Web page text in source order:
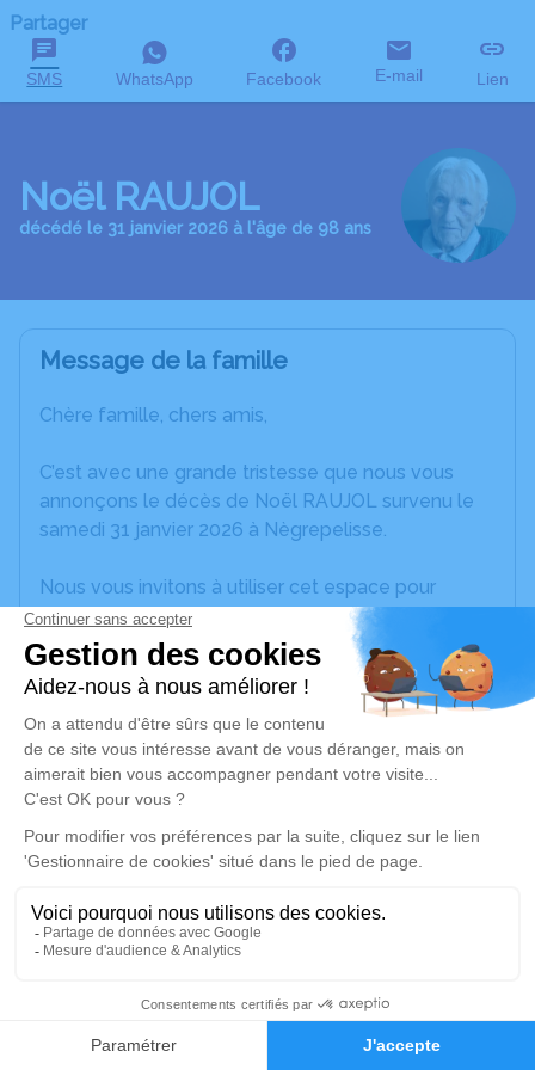
Faire-part Hommages
Partager
SMS WhatsApp Facebook E-mail Lien
Noël RAUJOL
décédé le 31 janvier 2026 à l'âge de 98 ans
Message de la famille
Chère famille, chers amis,
C’est avec une grande tristesse que nous vous
annonçons le décès de Noël RAUJOL survenu le
samedi 31 janvier 2026 à Nègrepelisse.
Nous vous invitons à utiliser cet espace pour
laisser vos condoléances, partager des photos
souvenirs, une anecdote ou exprimer vos pensées
à travers des poèmes ou des textes. Cet endroit
est un lieu d'expression dédié à honorer la
mémoire de Noël RAUJOL.
Cérémonie religieuse
mardi 03 février 2026 à 15h30
Négrepelisse-Église de Nègrepelisse
82800 Nègrepelisse